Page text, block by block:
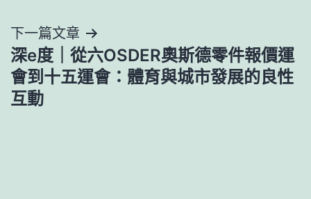
覽
下一篇文章
深e度｜從六OSDER奧斯德零件報價運
會到十五運會：體育與城市發展的良性
互動